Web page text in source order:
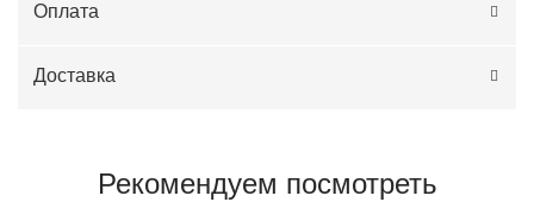
Оплата
Доставка
Рекомендуем посмотреть